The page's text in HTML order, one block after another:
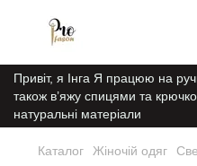
Привіт, я Інга Я працюю на
також в’яжу спицями та
натуральні матеріали
Каталог Жіночій одяг